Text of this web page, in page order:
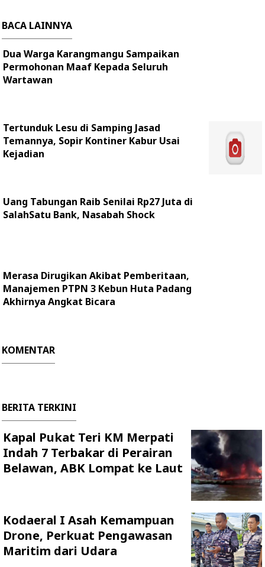
BACA LAINNYA
Dua Warga Karangmangu Sampaikan
Permohonan Maaf Kepada Seluruh
Wartawan
Tertunduk Lesu di Samping Jasad
Temannya, Sopir Kontiner Kabur Usai
Kejadian
Uang Tabungan Raib Senilai Rp27 Juta di
SalahSatu Bank, Nasabah Shock
Merasa Dirugikan Akibat Pemberitaan,
Manajemen PTPN 3 Kebun Huta Padang
Akhirnya Angkat Bicara
KOMENTAR
BERITA TERKINI
Kapal Pukat Teri KM Merpati
Indah 7 Terbakar di Perairan
Belawan, ABK Lompat ke Laut
Kodaeral I Asah Kemampuan
Drone, Perkuat Pengawasan
Maritim dari Udara